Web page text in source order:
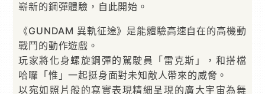
嶄新的鋼彈體驗，自此開始。
《GUNDAM 異軌征途》是能體驗高速自在的高機動
戰鬥的動作遊戲。
玩家將化身螺旋鋼彈的駕駛員「雷克斯」，和搭檔
哈囉「惟」一起挺身面對未知敵人帶來的威脅。
以宛如照片般的寫實表現精細呈現的廣大宇宙為舞